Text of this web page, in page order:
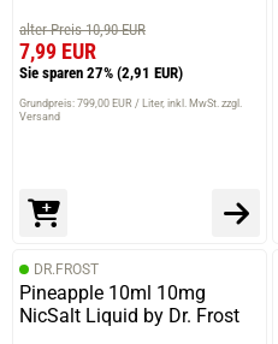
alter Preis 10,90 EUR
7,99 EUR
Sie sparen 27% (2,91 EUR)
Grundpreis: 799,00 EUR / Liter inkl. MwSt. zzgl.
Versand
DR.FROST
Pineapple 10ml 10mg
NicSalt Liquid by Dr. Frost